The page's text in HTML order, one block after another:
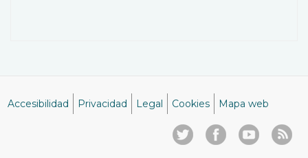
Accesibilidad Privacidad Legal Cookies Mapa web